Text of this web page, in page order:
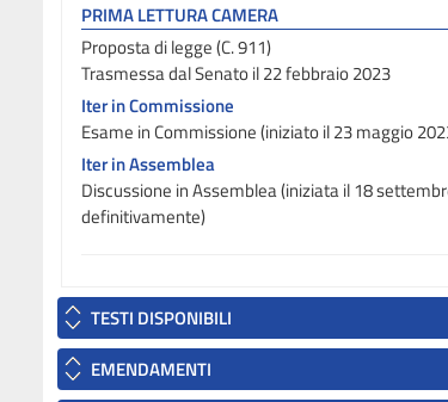
PRIMA LETTURA CAMERA
Proposta di legge (C. 911)
Trasmessa dal Senato il 22 febbraio 2023
Iter in Commissione
Esame in Commissione (iniziato il 23 maggio
Iter in Assemblea
Discussione in Assemblea (iniziata il 18
definitivamente)
TESTI DISPONIBILI
EMENDAMENTI